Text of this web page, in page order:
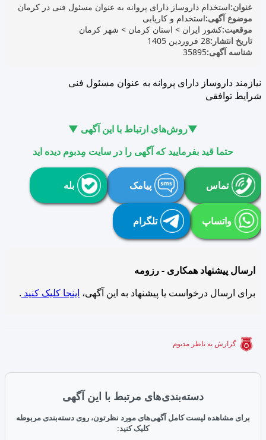
عنوان:استخدام داروساز دارای پروانه به عنوان مسئول فنی در کرمان
موضوع آگهی:استخدام و کاریابی
موقعیت:کشور ایران > استان کرمان > شهر کرمان
تاریخ انتشار:28 فروردین 1405
شناسه آگهی:35895
نیازمند داروساز دارای پروانه به عنوان مسئول فنی
شرایط توافقی
▼روش‌های ارتباط با این آگهی ▼
حتما قید بفرمایید که آگهی را در سایت مِدبوم دیده اید
تماس پیامک بله
واتساپ تلگرام
ارسال پیشنهاد همکاری - رزومه
برای ارسال درخواست یا پیشنهاد به این آگهی، اینجا کلیک کنید .
گزارش به ناظر مدبوم
دسته‌بندی‌های مرتبط با این آگهی
برای مشاهده لیست کامل آگهی‌های مورد نظرتون، روی دسته‌بندی مربوطه
کلیک کنید: